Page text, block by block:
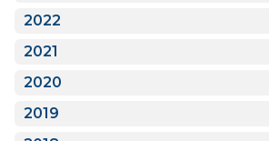
2022
2021
2020
2019